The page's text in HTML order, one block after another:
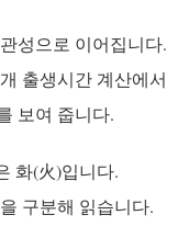
성으로 이어집니다.
출생시간 계산에서
보여 줍니다.
화(火)입니다.
구분해 읽습니다.